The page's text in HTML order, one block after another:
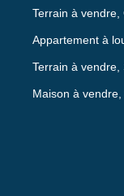
Terrain à
Appartement à
Terrain à
Maison à